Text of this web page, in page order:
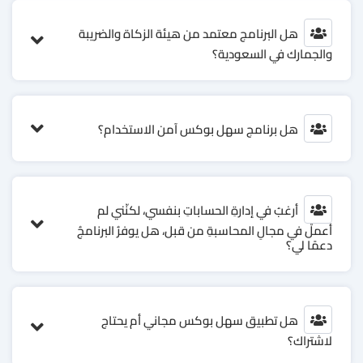
هل البرنامج معتمد من هيئة الزكاة والضريبة
والجمارك في السعودية؟
هل برنامج سهل بوكس آمن الاستخدام؟
أرغبُ في إدارةِ الحساباتِ بنفسي، لكنّني لم
أعملْ في مجالِ المحاسبةِ من قبل، هل يوفرُ البرنامجُ
دعمًا لي؟
هل تطبيق سهل بوكس مجاني أم يحتاج
لاشتراك؟